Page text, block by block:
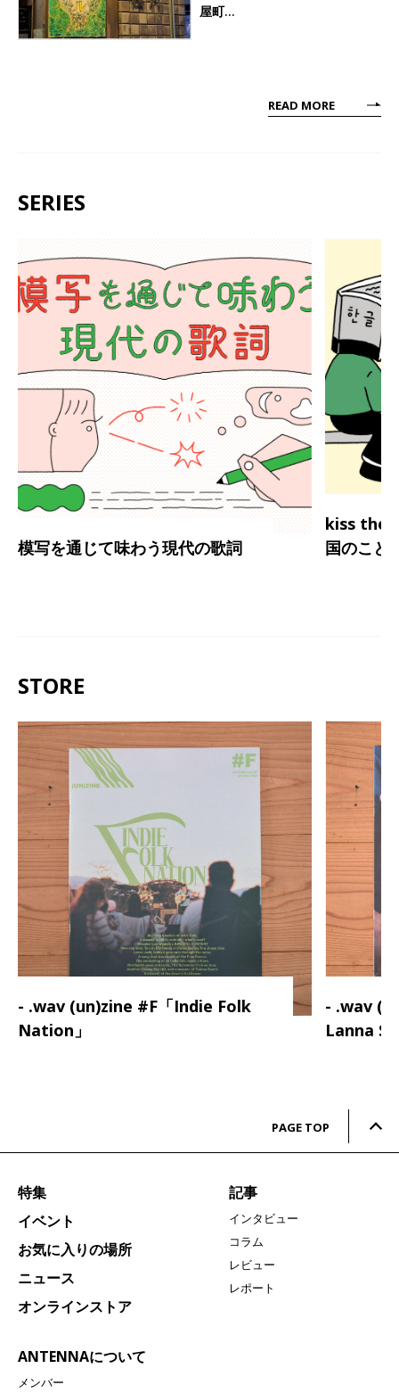
屋町…
READ MORE
SERIES
模写を通じて味わう現代の歌詞
kiss the
国のこと
STORE
- .wav (un)zine #F「Indie Folk
Nation」
- .wav
Lanna
PAGE TOP
特集
イベント
お気に入りの場所
ニュース
オンラインストア
ANTENNAについて
メンバー
記事
インタビュー
コラム
レビュー
レポート